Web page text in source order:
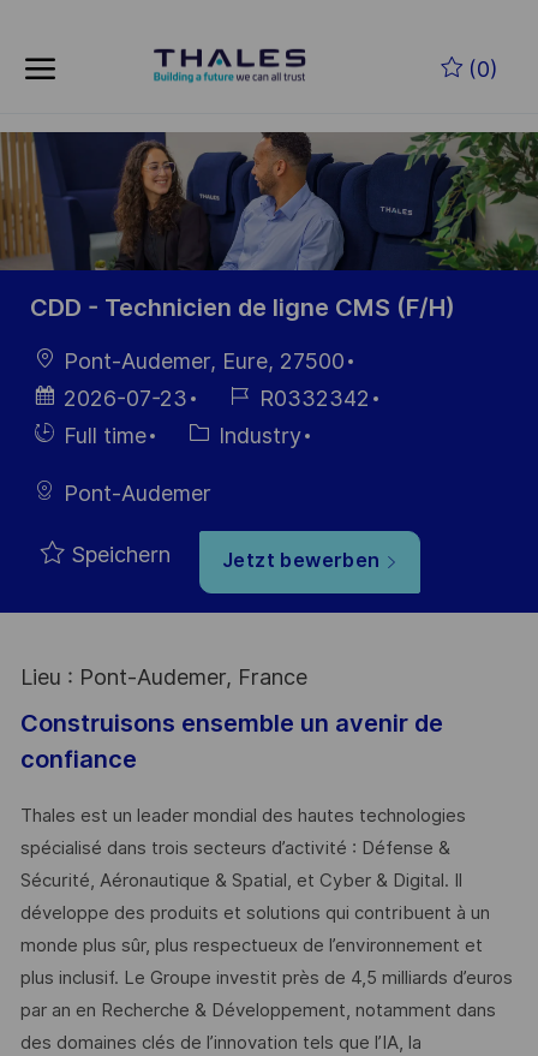
(0)
-
CDD - Technicien de ligne CMS (F/H)
Ort
Pont-Audemer, Eure, 27500
Datum der
Veröffentlichung
2026-07-23
Job-
ID
R0332342
Einstellunngstyp
Full time Kategorie
Industry
Pont-Audemer
Speichern Jetzt bewerben
Lieu : Pont-Audemer, France
Construisons ensemble un avenir de
confiance
Thales est un leader mondial des hautes technologies
spécialisé dans trois secteurs d’activité : Défense &
Sécurité, Aéronautique & Spatial, et Cyber & Digital. Il
développe des produits et solutions qui contribuent à un
monde plus sûr, plus respectueux de l’environnement et
plus inclusif. Le Groupe investit près de 4,5 milliards d’euros
par an en Recherche & Développement, notamment dans
des domaines clés de l’innovation tels que l’IA, la